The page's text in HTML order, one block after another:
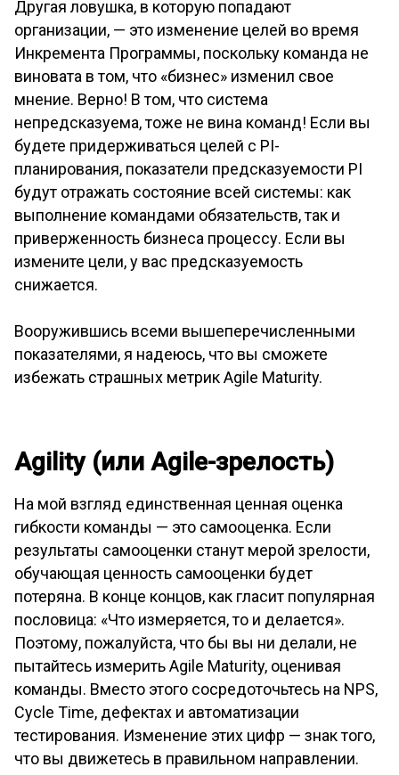
Другая ловушка, в которую попадают
организации, — это изменение целей во время
Инкремента Программы, поскольку команда не
виновата в том, что «бизнес» изменил свое
мнение. Верно! В том, что система
непредсказуема, тоже не вина команд! Если вы
будете придерживаться целей с PI-
планирования, показатели предсказуемости PI
будут отражать состояние всей системы: как
выполнение командами обязательств, так и
приверженность бизнеса процессу. Если вы
измените цели, у вас предсказуемость
снижается.
Вооружившись всеми вышеперечисленными
показателями, я надеюсь, что вы сможете
избежать страшных метрик Agile Maturity.
Agility (или Agile-зрелость)
На мой взгляд единственная ценная оценка
гибкости команды — это самооценка. Если
результаты самооценки станут мерой зрелости,
обучающая ценность самооценки будет
потеряна. В конце концов, как гласит популярная
пословица: «Что измеряется, то и делается».
Поэтому, пожалуйста, что бы вы ни делали, не
пытайтесь измерить Agile Maturity, оценивая
команды. Вместо этого сосредоточьтесь на NPS,
Cycle Time, дефектах и автоматизации
тестирования. Изменение этих цифр — знак того,
что вы движетесь в правильном направлении.